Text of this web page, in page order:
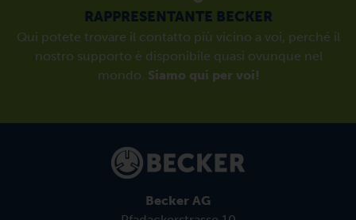
RAPPRESENTANTE BECKER
Qui potete trovare il contatto più vicino a voi, perché il
nostro supporto è disponibile quasi ovunque nel
mondo. Siamo qui per voi!
Becker AG